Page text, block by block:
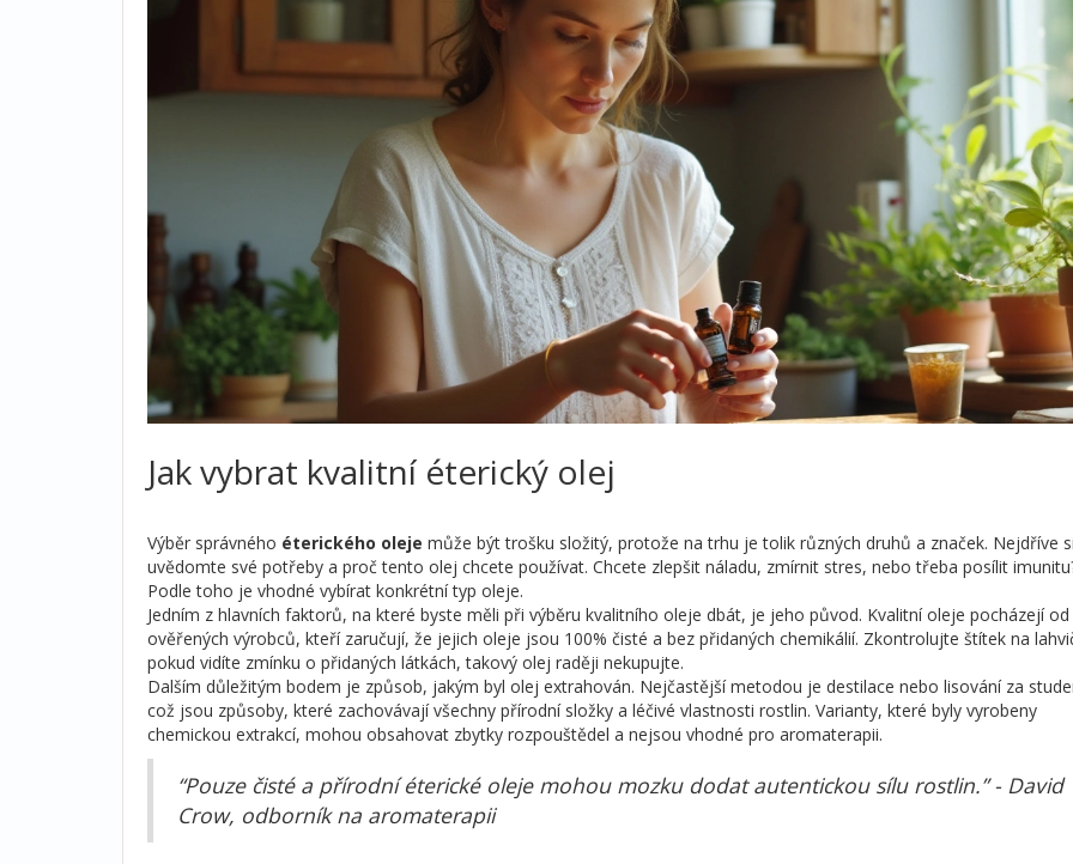
Jak vybrat kvalitní éterický olej
Výběr správného éterického oleje může být trošku složitý, protože na trhu je tolik různých druhů a značek. Nejdříve
uvědomte své potřeby a proč tento olej chcete používat. Chcete zlepšit náladu, zmírnit stres, nebo třeba posílit
Podle toho je vhodné vybírat konkrétní typ oleje.
Jedním z hlavních faktorů, na které byste měli při výběru kvalitního oleje dbát, je jeho původ. Kvalitní oleje pocházejí od
ověřených výrobců, kteří zaručují, že jejich oleje jsou 100% čisté a bez přidaných chemikálií. Zkontrolujte štítek na
pokud vidíte zmínku o přidaných látkách, takový olej raději nekupujte.
Dalším důležitým bodem je způsob, jakým byl olej extrahován. Nejčastější metodou je destilace nebo lisování za
což jsou způsoby, které zachovávají všechny přírodní složky a léčivé vlastnosti rostlin. Varianty, které byly vyrobeny
chemickou extrakcí, mohou obsahovat zbytky rozpouštědel a nejsou vhodné pro aromaterapii.
“Pouze čisté a přírodní éterické oleje mohou mozku dodat autentickou sílu rostlin.” - David
Crow, odborník na aromaterapii